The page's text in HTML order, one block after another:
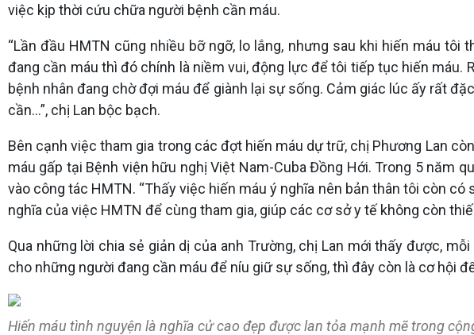
việc kịp thời cứu chữa người bệnh cần máu.
“Lần đầu HMTN cũng nhiều bỡ ngỡ, lo lắng, nhưng sau khi hiến máu
đang cần máu thì đó chính là niềm vui, động lực để tôi tiếp tục hiến máu.
bệnh nhân đang chờ đợi máu để giành lại sự sống. Cảm giác lúc ấy rất
cần...”, chị Lan bộc bạch.
Bên cạnh việc tham gia trong các đợt hiến máu dự trữ, chị Phương Lan
máu gấp tại Bệnh viện hữu nghị Việt Nam-Cuba Đồng Hới. Trong 5 năm
vào công tác HMTN. “Thấy việc hiến máu ý nghĩa nên bản thân tôi còn
nghĩa của việc HMTN để cùng tham gia, giúp các cơ sở y tế không còn
Qua những lời chia sẻ giản dị của anh Trường, chị Lan mới thấy được,
cho những người đang cần máu để níu giữ sự sống, thì đây còn là cơ hội
Hiến máu tình nguyện là nghĩa cử cao đẹp được lan tỏa mạnh mẽ trong